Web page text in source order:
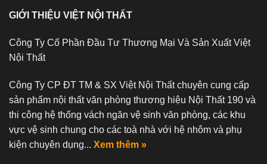
GIỚI THIỆU VIỆT NỘI THẤT
Công Ty Cổ Phần Đầu Tư Thương Mại Và Sản Xuất Việt
Nội Thất
Công Ty CP ĐT TM & SX Việt Nội Thất chuyên cung cấp
sản phẩm nội thất văn phòng thương hiệu Nội Thất 190 và
thi công hệ thống vách ngăn vệ sinh văn phòng, các khu
vực vệ sinh chung cho các toà nhà với hệ nhôm và phụ
kiện chuyên dụng... Xem thêm »